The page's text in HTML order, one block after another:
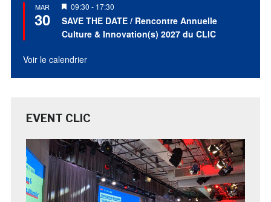
MAR
30
Mis
en
avant
09:30 - 17:30
SAVE THE DATE / Rencontre Annuelle
Culture & Innovation(s) 2027 du CLIC
Voir le calendrier
EVENT CLIC